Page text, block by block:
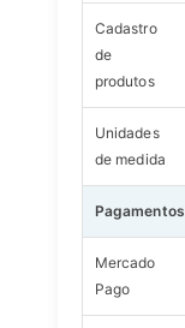
Cadastro
de
produtos
Unidades
de medida
Pagamentos
Mercado
Pago